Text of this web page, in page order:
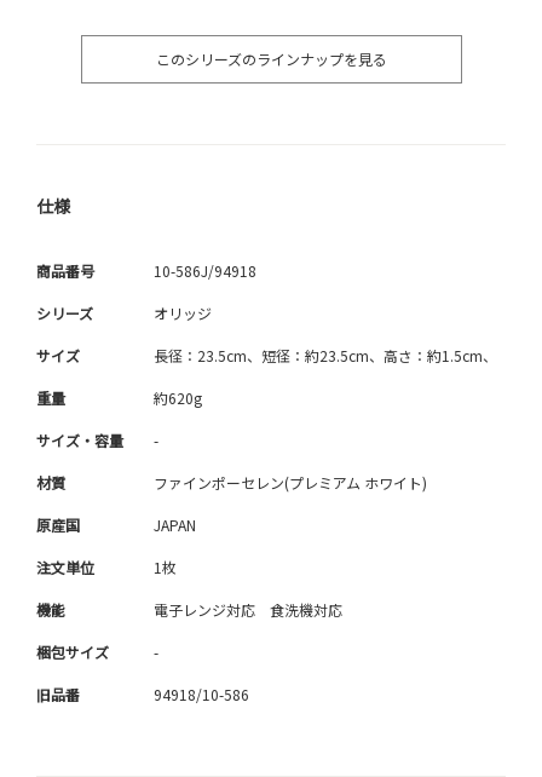
このシリーズのラインナップを見る
仕様
商品番号 10-586J/94918
シリーズ オリッジ
サイズ 長径：23.5cm、短径：約23.5cm、高さ：約1.5cm、
重量 約620g
サイズ・容量 -
材質 ファインポーセレン(プレミアム ホワイト)
原産国 JAPAN
注文単位 1枚
機能 電子レンジ対応 食洗機対応
梱包サイズ -
旧品番 94918/10-586